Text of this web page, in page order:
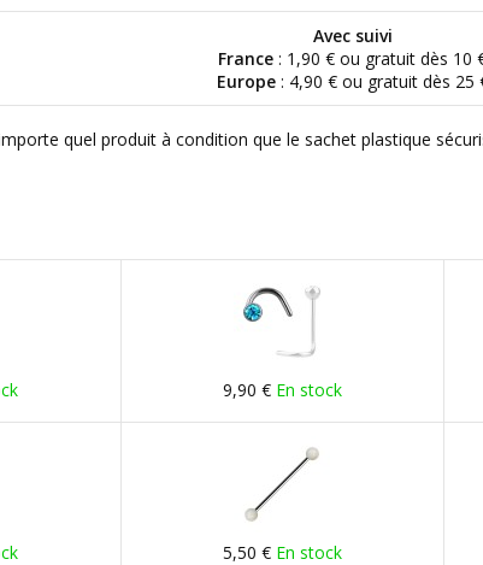
Avec suivi
France : 1,90 € ou gratuit dès 10
Europe: 4,90 € ou gratuit dès 25
quel produit à condition que le sachet plastique
9,90 € En stock
5,50 € En stock